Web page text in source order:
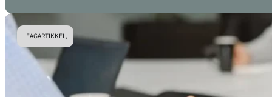
FAGARTIKKEL,